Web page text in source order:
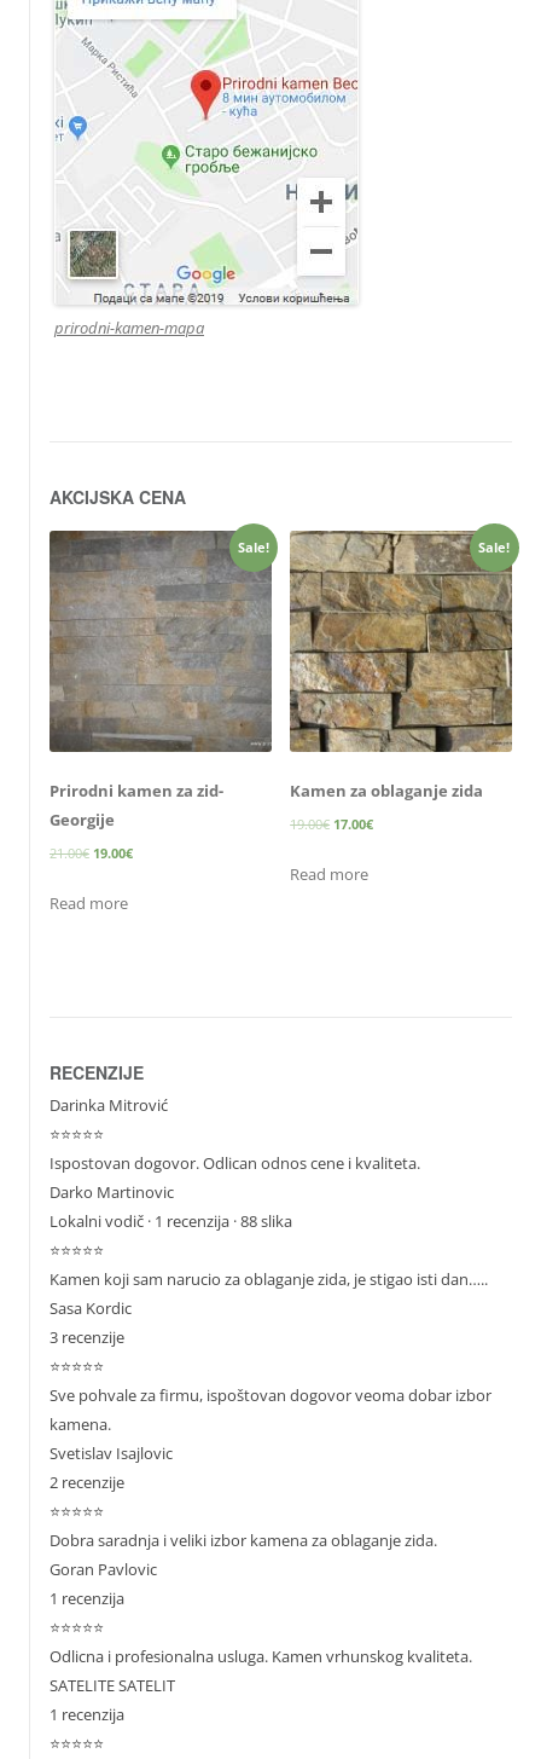
prirodni-kamen-mapa
AKCIJSKA CENA
Sale!
Prirodni kamen za zid-
Georgije
21.00€ 19.00€
Read more
Sale!
Kamen za oblaganje zida
19.00€ 17.00€
Read more
RECENZIJE
Darinka Mitrović
⭐⭐⭐⭐⭐
Ispostovan dogovor. Odlican odnos cene i kvaliteta.
Darko Martinovic
Lokalni vodič· 1 recenzija · 88 slika
⭐⭐⭐⭐⭐
Kamen koji sam narucio za oblaganje zida, je stigao isti dan…..
Sasa Kordic
3 recenzije
⭐⭐⭐⭐⭐
Sve pohvale za firmu, ispoštovan dogovor veoma dobar izbor
kamena.
Svetislav Isajlovic
2 recenzije
⭐⭐⭐⭐⭐
Dobra saradnja i veliki izbor kamena za oblaganje zida.
Goran Pavlovic
1 recenzija
⭐⭐⭐⭐⭐
Odlicna i profesionalna usluga. Kamen vrhunskog kvaliteta.
SATELITE SATELIT
1 recenzija
⭐⭐⭐⭐⭐